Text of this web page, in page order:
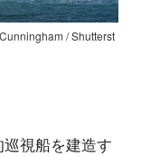
/ Shutterst
視船を建造す